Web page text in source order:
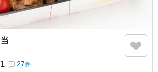
27件